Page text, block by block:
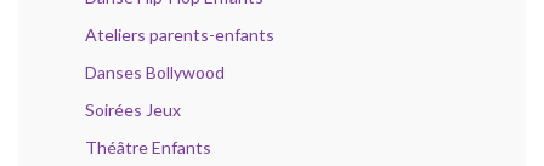
Ateliers parents-enfants
Danses Bollywood
Soirées Jeux
Théâtre Enfants